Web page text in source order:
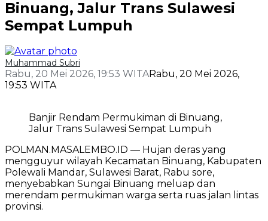
Binuang, Jalur Trans Sulawesi
Sempat Lumpuh
Muhammad Subri
Rabu, 20 Mei 2026, 19:53 WITARabu, 20 Mei 2026,
19:53 WITA
Banjir Rendam Permukiman di Binuang,
Jalur Trans Sulawesi Sempat Lumpuh
POLMAN.MASALEMBO.ID — Hujan deras yang
mengguyur wilayah Kecamatan Binuang, Kabupaten
Polewali Mandar, Sulawesi Barat, Rabu sore,
menyebabkan Sungai Binuang meluap dan
merendam permukiman warga serta ruas jalan lintas
provinsi.